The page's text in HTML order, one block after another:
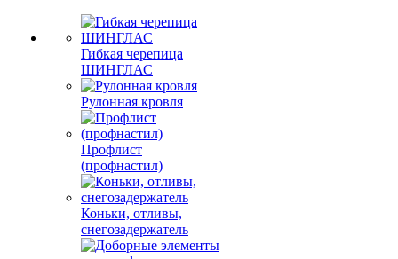
Гибкая черепица
ШИНГЛАС
Рулонная кровля
Профлист
(профнастил)
Коньки, отливы,
снегозадержатель